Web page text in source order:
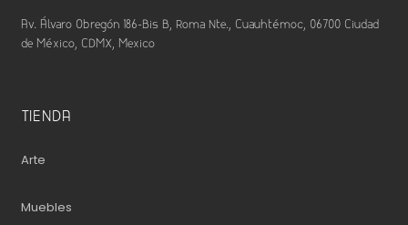
Av. Álvaro Obregón 186-Bis B, Roma Nte., Cuauhtémoc, 06700 Ciudad
de México, CDMX, Mexico
TIENDA
Arte
Muebles